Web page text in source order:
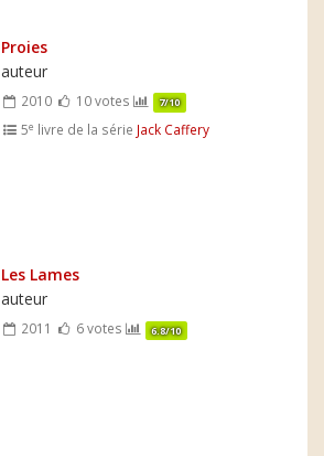
Proies
auteur
2010 10 votes 7/10
5e livre de la série Jack Caffery
Les Lames
auteur
2011 6 votes 6.8/10